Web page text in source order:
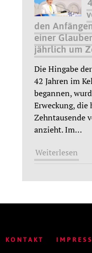
den
einer
jährlich um
Die Hingabe
42 Jahren im
begannen,
Erweckung,
Zehntausende
anzieht. Im…
Weiterlesen
KONTAKT